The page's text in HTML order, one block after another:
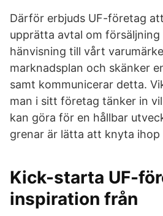
Därför erbjuds UF-företag
upprätta avtal om
hänvisning till vårt
marknadsplan och skänker
samt kommunicerar detta.
man i sitt företag tänker in
kan göra för en hållbar
grenar är lätta att knyta ihop
Kick-starta UF-
inspiration från